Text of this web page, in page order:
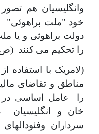
وانگلیسیان هم
خود "ملت براهوئی"
دولت براهوئی و یا
را تحکیم می کنند (ص
(لامریک با استفاده
مناطق و تقاضای
را عامل اساسی در
خان و انگلیسیان
سرداران